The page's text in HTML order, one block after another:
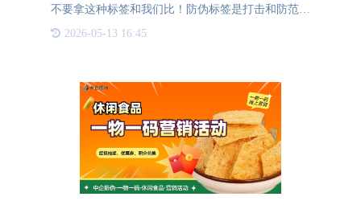
不要拿这种标签和我们比！防伪标签是打击和防范假
些商品，明明是假货，贴上所谓的“防伪标签”后，竟
2026-05-13 16:45